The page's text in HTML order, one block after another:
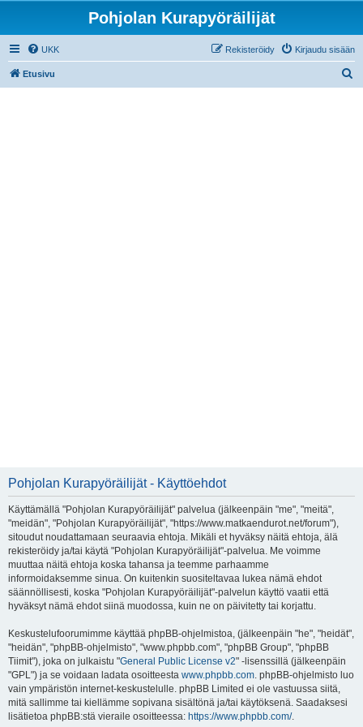
Pohjolan Kurapyöräilijät
UKK Kirjaudu sisään
Rekisteröidy
Etusivu
Pohjolan Kurapyöräilijät - Käyttöehdot
Käyttämällä "Pohjolan Kurapyöräilijät" palvelua (jälkeenpäin "me", "meitä",
"meidän", "Pohjolan Kurapyöräilijät", "https://www.matkaendurot.net/forum"),
sitoudut noudattamaan seuraavia ehtoja. Mikäli et hyväksy näitä ehtoja, älä
rekisteröidy ja/tai käytä "Pohjolan Kurapyöräilijät"-palvelua. Me voimme
muuttaa näitä ehtoja koska tahansa ja teemme parhaamme
informoidaksemme sinua. On kuitenkin suositeltavaa lukea nämä ehdot
säännöllisesti, koska "Pohjolan Kurapyöräilijät"-palvelun käyttö vaatii että
hyväksyt nämä ehdot siinä muodossa, kuin ne on päivitetty tai korjattu.
Keskustelufoorumimme käyttää phpBB-ohjelmistoa, (jälkeenpäin "he", "heidät",
"heidän", "phpBB-ohjelmisto", "www.phpbb.com", "phpBB Group", "phpBB
Tiimit"), joka on julkaistu "General Public License v2" -lisenssillä (jälkeenpäin
"GPL") ja se voidaan ladata osoitteesta www.phpbb.com. phpBB-ohjelmisto luo
vain ympäristön internet-keskustelulle. phpBB Limited ei ole vastuussa siitä,
mitä sallimme tai kiellämme sopivana sisältönä ja/tai käytöksenä. Saadaksesi
lisätietoa phpBB:stä vieraile osoitteessa: https://www.phpbb.com/.